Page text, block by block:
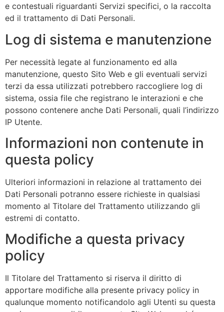
e contestuali riguardanti Servizi specifici, o la raccolta
ed il trattamento di Dati Personali.
Log di sistema e manutenzione
Per necessità legate al funzionamento ed alla
manutenzione, questo Sito Web e gli eventuali servizi
terzi da essa utilizzati potrebbero raccogliere log di
sistema, ossia file che registrano le interazioni e che
possono contenere anche Dati Personali, quali l’indirizzo
IP Utente.
Informazioni non contenute in
questa policy
Ulteriori informazioni in relazione al trattamento dei
Dati Personali potranno essere richieste in qualsiasi
momento al Titolare del Trattamento utilizzando gli
estremi di contatto.
Modifiche a questa privacy
policy
Il Titolare del Trattamento si riserva il diritto di
apportare modifiche alla presente privacy policy in
qualunque momento notificandolo agli Utenti su questa